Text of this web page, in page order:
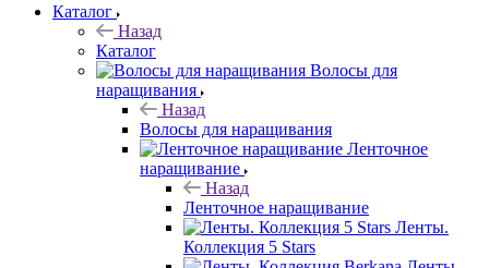
Каталог
Назад
Каталог
Волосы для
наращивания
Назад
Волосы для наращивания
Ленточное
наращивание
Назад
Ленточное наращивание
Ленты.
Коллекция 5 Stars